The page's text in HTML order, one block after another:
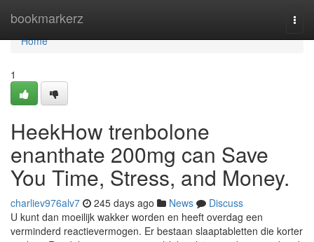
bookmarkerz
Home
Home
1
HeekHow trenbolone
enanthate 200mg can Save
You Time, Stress, and Money.
charliev976alv7 245 days ago News
Discuss
U kunt dan moeilijk wakker worden en heeft overdag een
verminderd reactievermogen. Er bestaan slaaptabletten die korter